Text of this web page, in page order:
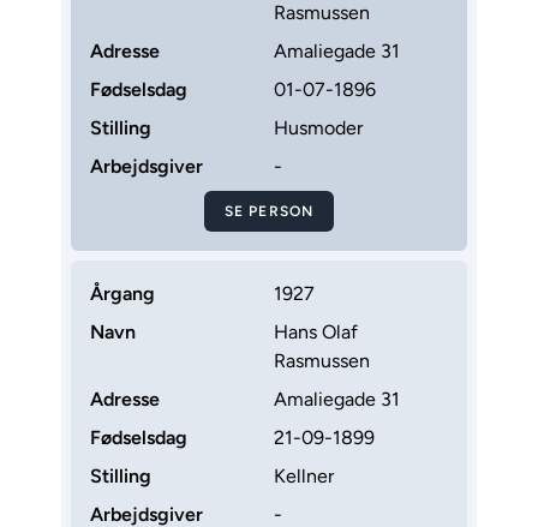
Rasmussen
Adresse
Amaliegade 31
Fødselsdag
01-07-1896
Stilling
Husmoder
Arbejdsgiver
-
SE PERSON
Årgang
1927
Navn
Hans Olaf
Rasmussen
Adresse
Amaliegade 31
Fødselsdag
21-09-1899
Stilling
Kellner
Arbejdsgiver
-